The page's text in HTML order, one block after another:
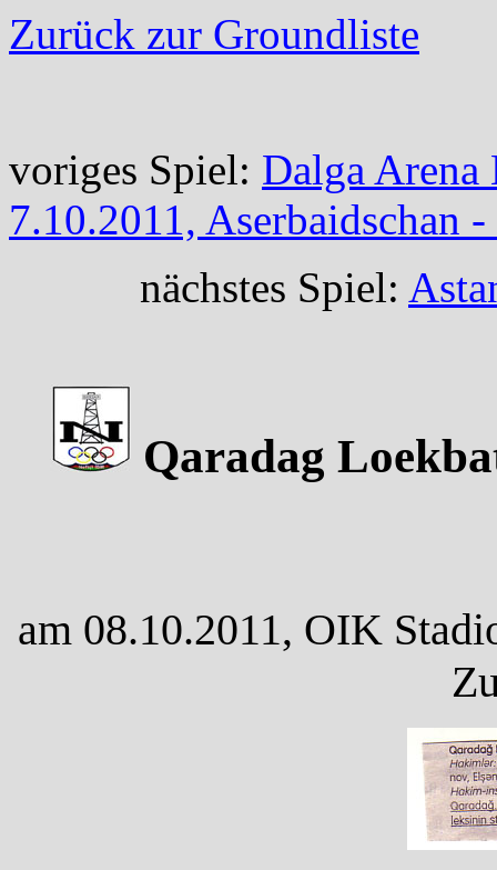
Zurück zur Groundliste
voriges Spiel: Dalga Arena
7.10.2011, Aserbaidschan
nächstes Spiel:
Qaradag
am 08.10.2011, OIK